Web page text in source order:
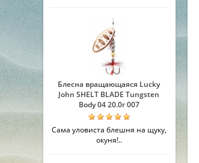
Блесна вращающаяся Lucky
John SHELT BLADE Tungsten
Body 04 20.0г 007
Сама уловиста блешня на щуку,
окуня!..